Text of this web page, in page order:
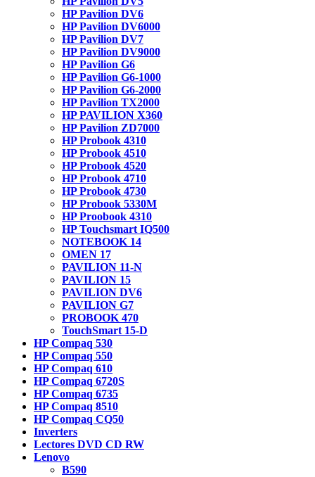
HP Pavilion DV6
HP Pavilion DV6000
HP Pavilion DV7
HP Pavilion DV9000
HP Pavilion G6
HP Pavilion G6-1000
HP Pavilion G6-2000
HP Pavilion TX2000
HP PAVILION X360
HP Pavilion ZD7000
HP Probook 4310
HP Probook 4510
HP Probook 4520
HP Probook 4710
HP Probook 4730
HP Probook 5330M
HP Proobook 4310
HP Touchsmart IQ500
NOTEBOOK 14
OMEN 17
PAVILION 11-N
PAVILION 15
PAVILION DV6
PAVILION G7
PROBOOK 470
TouchSmart 15-D
HP Compaq 530
HP Compaq 550
HP Compaq 610
HP Compaq 6720S
HP Compaq 6735
HP Compaq 8510
HP Compaq CQ50
Inverters
Lectores DVD CD RW
Lenovo
B590